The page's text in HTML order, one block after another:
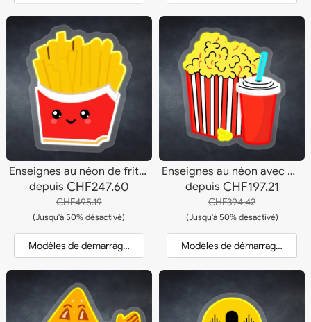
Enseignes au néon de frites joyeuses
depuis CHF247.60
CHF495.19
(Jusqu'à 50% désactivé)
Modèles de démarrage et devis
Enseignes au néon avec pop-corn au beurre
depuis CHF197.21
CHF394.42
(Jusqu'à 50% désactivé)
Modèles de démarrage et